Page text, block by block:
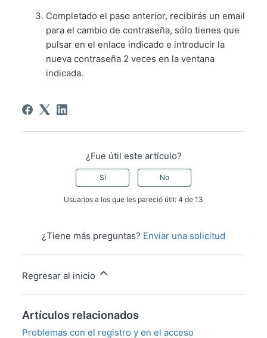
Completado el paso anterior, recibirás un email
para el cambio de contraseña, sólo tienes que
pulsar en el enlace indicado e introducir la
nueva contraseña 2 veces en la ventana
indicada.
¿Fue útil este artículo?
Sí No
Usuarios a los que les pareció útil: 4 de 13
¿Tiene más preguntas? Enviar una solicitud
Regresar al inicio
Artículos relacionados
Problemas con el registro y en el acceso